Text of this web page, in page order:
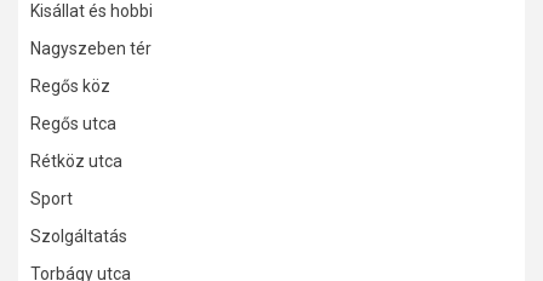
Kisállat és hobbi
Nagyszeben tér
Regős köz
Regős utca
Rétköz utca
Sport
Szolgáltatás
Torbágy utca